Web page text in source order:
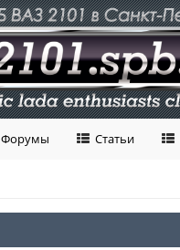
Форумы Статьи